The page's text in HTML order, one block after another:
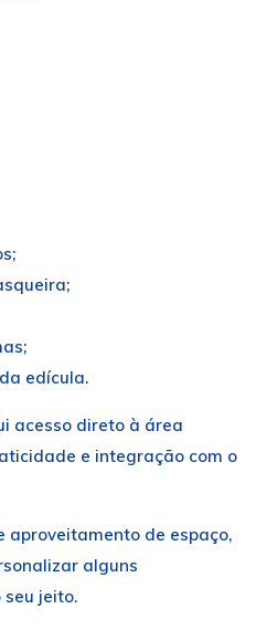
edícula.
acesso direto à área
e integração com o
aproveitamento de espaço,
alguns
jeito.